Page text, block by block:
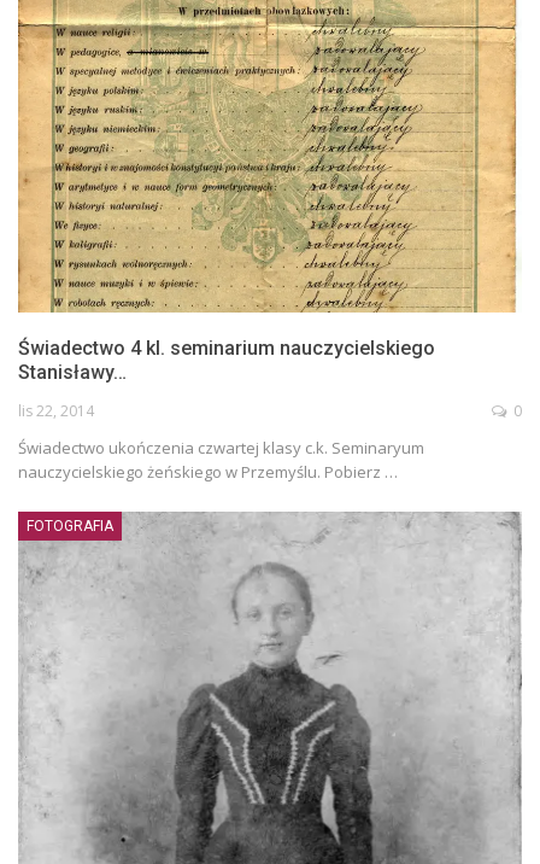
Świadectwo 4 kl. seminarium nauczycielskiego
Stanisławy…
lis 22, 2014 0
Świadectwo ukończenia czwartej klasy c.k. Seminaryum
nauczycielskiego żeńskiego w Przemyślu. Pobierz …
FOTOGRAFIA